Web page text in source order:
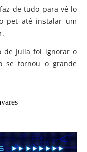
de tudo para vê-lo
pet até instalar um
de Julia foi ignorar o
se tornou o grande